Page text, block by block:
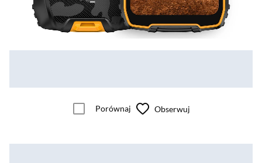
Porównaj Obserwuj